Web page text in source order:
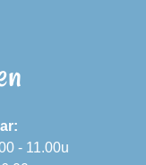
- 11.00u